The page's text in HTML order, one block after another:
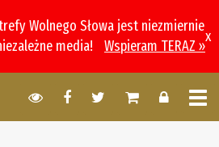
Wolnego Słowa jest niezmiernie
media!
Wspieram TERAZ »
x